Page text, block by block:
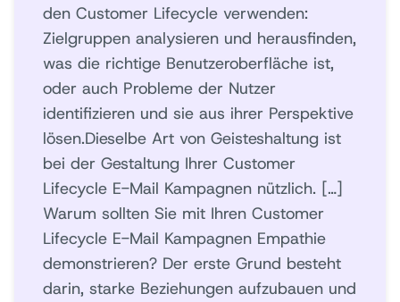
den Customer Lifecycle verwenden:
Zielgruppen analysieren und herausfinden,
was die richtige Benutzeroberfläche ist,
oder auch Probleme der Nutzer
identifizieren und sie aus ihrer Perspektive
lösen.Dieselbe Art von Geisteshaltung ist
bei der Gestaltung Ihrer Customer
Lifecycle E-Mail Kampagnen nützlich. […]
Warum sollten Sie mit Ihren Customer
Lifecycle E-Mail Kampagnen Empathie
demonstrieren? Der erste Grund besteht
darin, starke Beziehungen aufzubauen und